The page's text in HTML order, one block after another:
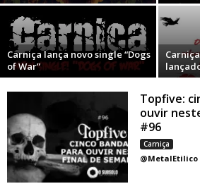
Carniça lança novo single “Dogs
of War”
Topfive:
ouvir
#96
Carniça
@MetalEtilico